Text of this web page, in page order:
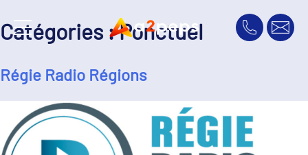
Catégories :Ponctuel
Régie Radio Régions